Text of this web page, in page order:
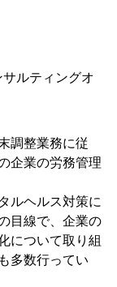
ルティングオ
調整業務に従
企業の労務管理
ルヘルス対策に
目線で、企業の
について取り組
多数行ってい